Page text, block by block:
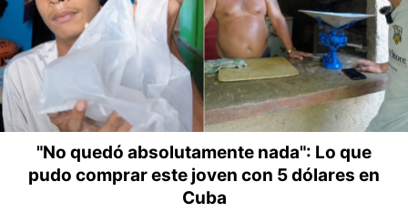
"No quedó absolutamente nada": Lo que
pudo comprar este joven con 5 dólares en
Cuba